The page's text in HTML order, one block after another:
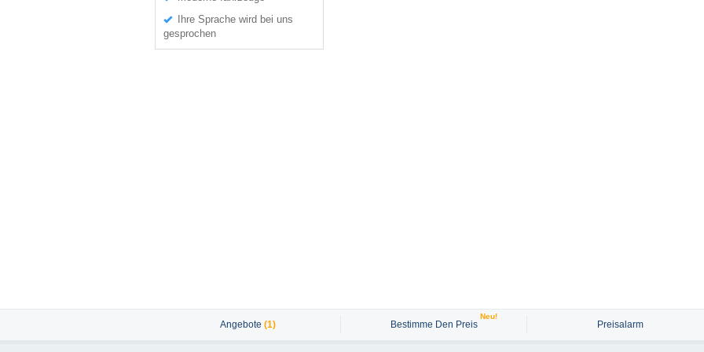
Ihre Sprache wird bei uns
gesprochen
Angebote (1) Bestimme Den Preis
Neu!
Preisalarm